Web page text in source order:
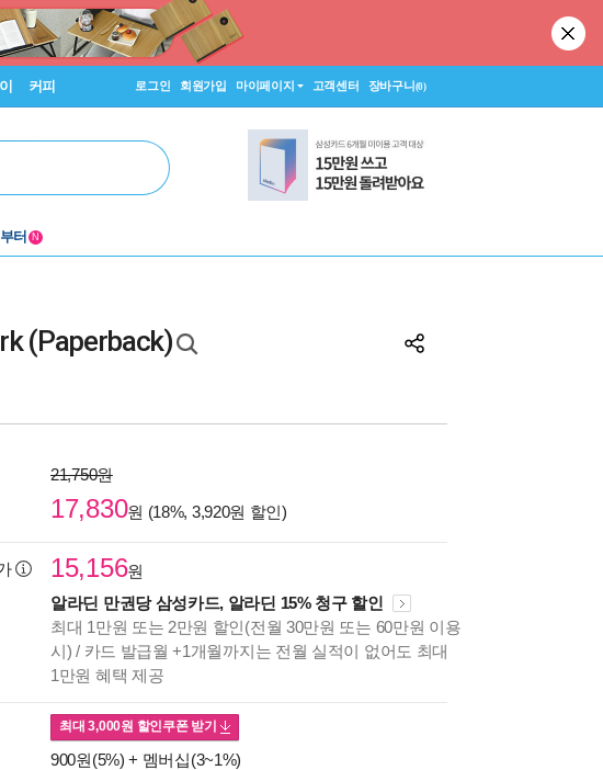
커피 로그인 회원가입 마이페이지 고객센터 장바구니(0)
터
N
(Paperback)
21,750원
17,830원 (18%, 3,920원 할인)
15,156원
알라딘 만권당 삼성카드, 알라딘 15% 청구 할인
최대 1만원 또는 2만원 할인(전월 30만원 또는 60만원 이용
시) / 카드 발급월 +1개월까지는 전월 실적이 없어도 최대
1만원 혜택 제공
최대3,000원 할인쿠폰 받기
900원(5%) + 멤버십(3~1%)